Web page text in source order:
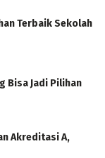
Terbaik Sekolah
Bisa Jadi Pilihan
Akreditasi A,